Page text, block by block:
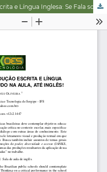
Letramento Visual, Produção Escrita e Língua Inglesa: Se Fala sobre Tudo na Aula, até Inglês!